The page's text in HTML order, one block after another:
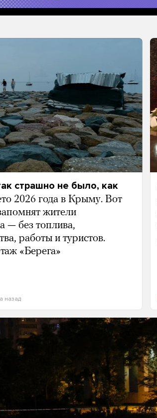
страшно не было, как
2026 года в Крыму. Вот
жители
— без топлива,
работы и туристов.
«Берега»
назад